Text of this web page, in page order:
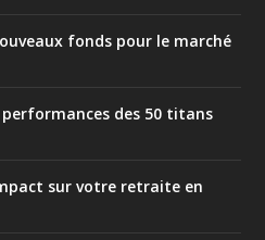
fonds pour le marché
des 50 titans
sur votre retraite en